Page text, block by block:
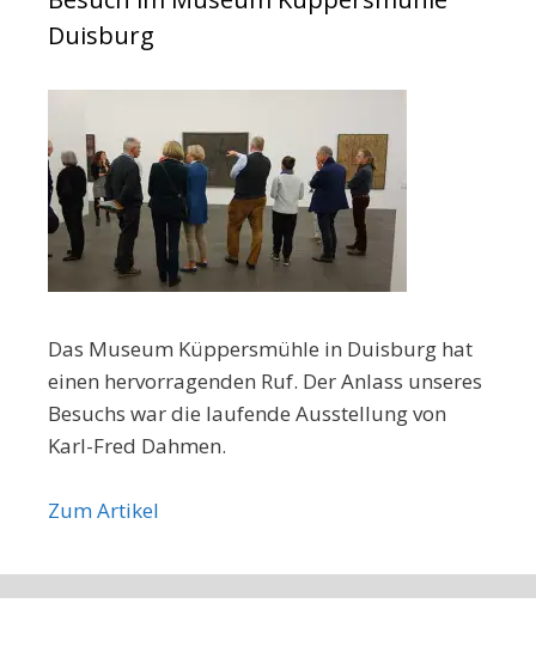
Duisburg
Das Museum Küppersmühle in Duisburg hat
einen hervorragenden Ruf. Der Anlass unseres
Besuchs war die laufende Ausstellung von
Karl-Fred Dahmen.
Zum Artikel